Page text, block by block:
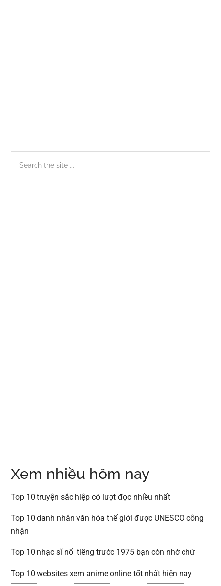
Sidebar
chính
the
Xem nhiều hôm nay
Top 10 truyện sắc hiệp có lượt đọc nhiều nhất
Top 10 danh nhân văn hóa thế giới được UNESCO công
nhận
Top 10 nhạc sĩ nổi tiếng trước 1975 bạn còn nhớ chứ
Top 10 websites xem anime online tốt nhất hiện nay